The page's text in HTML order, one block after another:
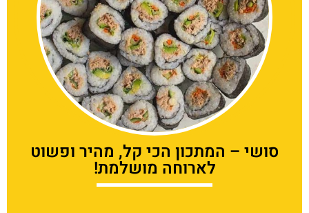
סושי – המתכון הכי קל, מהיר ופשוט
לארוחה מושלמת!